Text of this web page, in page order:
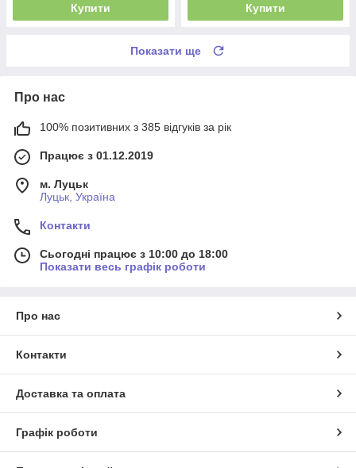
Купити Купити
Показати ще
Про нас
100% позитивних з 385 відгуків за рік
Працює з 01.12.2019
м. Луцьк
Луцьк, Україна
Контакти
Сьогодні працює з 10:00 до 18:00
Показати весь графік роботи
Про нас
Контакти
Доставка та оплата
Графік роботи